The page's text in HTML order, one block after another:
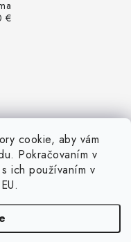
cookie, aby vám
Pokračovaním v
ich používaním v
€